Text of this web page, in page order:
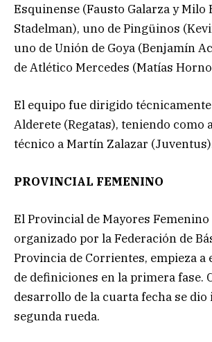
Esquinense (Fausto Galarza y Milo
Stadelman), uno de Pingüinos
uno de Unión de Goya (Benjamín
de Atlético Mercedes (Matías
El equipo fue dirigido
Alderete (Regatas), teniendo como
técnico a Martín Zalazar
PROVINCIAL FEMENINO
El Provincial de Mayores Femenino
organizado por la Federación de
Provincia de Corrientes, empieza a
de definiciones en la primera fase.
desarrollo de la cuarta fecha se dio
segunda rueda.